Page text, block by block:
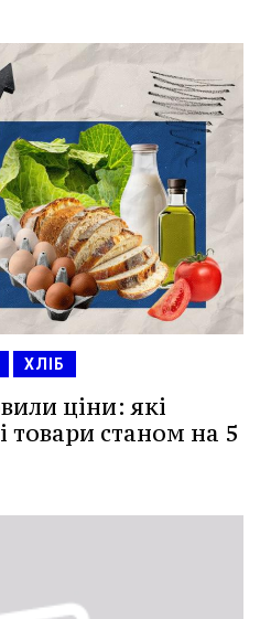
ХЛІБ
ціни: які
товари станом на 5